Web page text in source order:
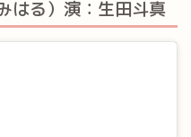
はる）演：生田斗真